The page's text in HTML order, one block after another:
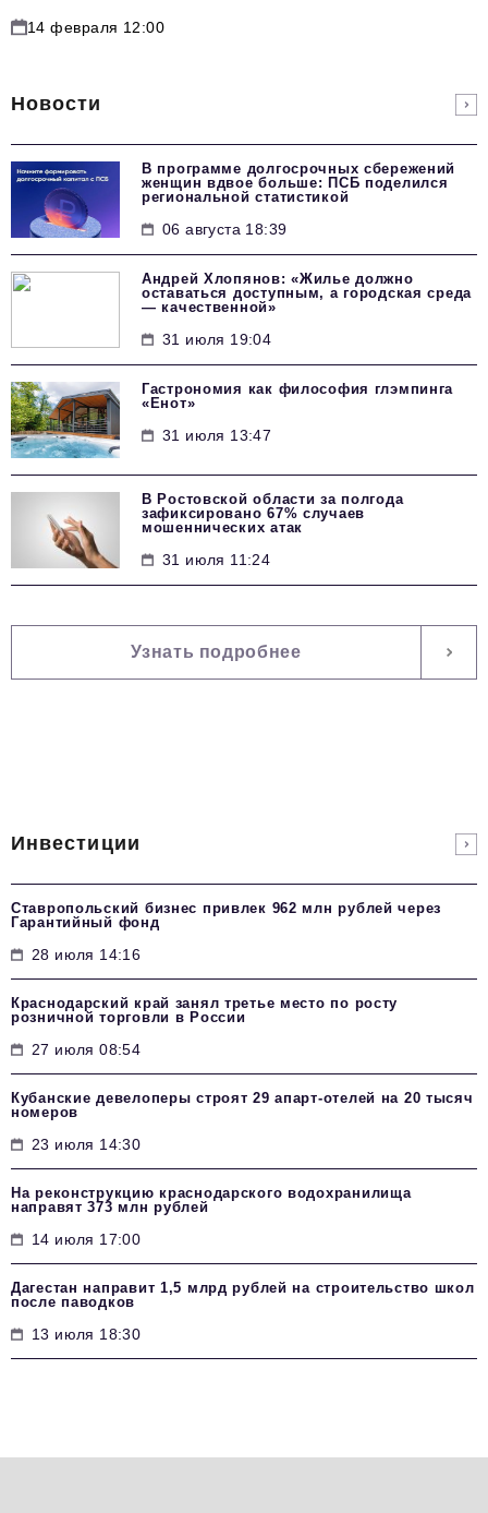
14 февраля 12:00
Новости
В программе долгосрочных сбережений
женщин вдвое больше: ПСБ поделился
региональной статистикой
06 августа 18:39
Андрей Хлопянов: «Жилье должно
оставаться доступным, а городская среда
— качественной»
31 июля 19:04
Гастрономия как философия глэмпинга
«Енот»
31 июля 13:47
В Ростовской области за полгода
зафиксировано 67% случаев
мошеннических атак
31 июля 11:24
Узнать подробнее
Инвестиции
Ставропольский бизнес привлек 962 млн рублей через
Гарантийный фонд
28 июля 14:16
Краснодарский край занял третье место по росту
розничной торговли в России
27 июля 08:54
Кубанские девелоперы строят 29 апарт-отелей на 20 тысяч
номеров
23 июля 14:30
На реконструкцию краснодарского водохранилища
направят 373 млн рублей
14 июля 17:00
Дагестан направит 1,5 млрд рублей на строительство школ
после паводков
13 июля 18:30